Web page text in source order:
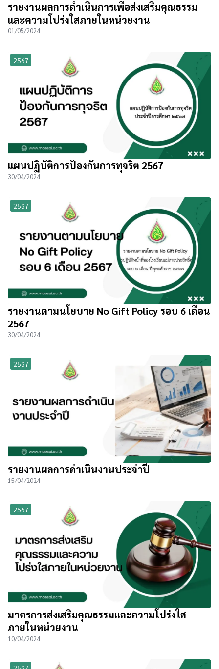
รายงานผลการดำเนินการเพื่อส่งเสริมคุณธรรม
และความโปร่งใสภายในหน่วยงาน
01/05/2024
2567
แผนปฏิบัติการป้องกันการทุจริต 2567
30/04/2024
2567
รายงานตามนโยบาย No Gift Policy รอบ 6 เดือน
2567
30/04/2024
2567
รายงานผลการดำเนินงานประจำปี
15/04/2024
2567
มาตรการส่งเสริมคุณธรรมและความโปร่งใส
ภายในหน่วยงาน
10/04/2024